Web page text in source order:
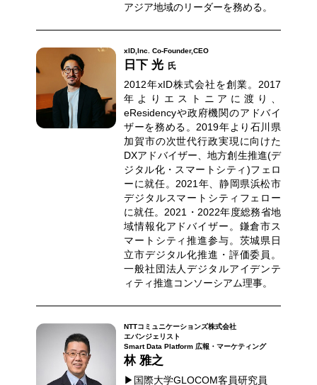
アジア地域のリーダーを務める。
xID,Inc. Co-Founder,CEO
日下 光 氏
2012年xID株式会社を創業。2017
年よりエストニアに渡り、
eResidencyや政府機関のアドバイ
ザーを務める。2019年より石川県
加賀市の次世代行政実現に向けた
DXアドバイザー、地方創生推進(デ
ジタル化・スマートシティ)フェロ
ーに就任。2021年、静岡県浜松市
デジタルスマートシティフェロー
に就任。2021・2022年度総務省地
域情報化アドバイザー。鎌倉市ス
マートシティ推進参与。茨城県日
立市デジタル化推進・評価委員。
一般社団法人デジタルアイデンテ
ィティ推進コンソーシアム理事。
NTTコミュニケーションズ株式会社
エバンジェリスト
Smart Data Platform 広報・マーケティング
林 雅之
▶国際大学GLOCOM客員研究員